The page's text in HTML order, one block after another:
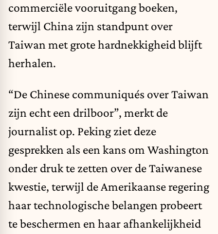
commerciële vooruitgang boeken,
terwijl China zijn standpunt over
Taiwan met grote hardnekkigheid blijft
herhalen.
“De Chinese communiqués over Taiwan
zijn echt een drilboor”, merkt de
journalist op. Peking ziet deze
gesprekken als een kans om Washington
onder druk te zetten over de Taiwanese
kwestie, terwijl de Amerikaanse regering
haar technologische belangen probeert
te beschermen en haar afhankelijkheid